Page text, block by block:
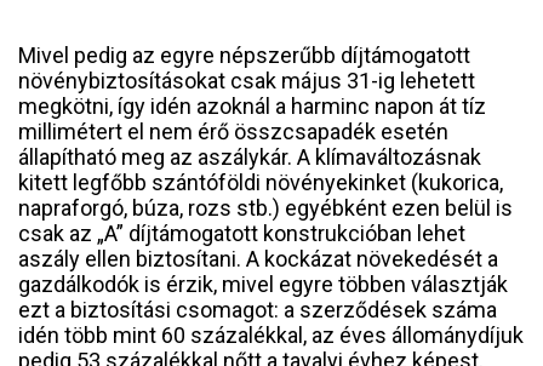
Mivel pedig az egyre népszerűbb díjtámogatott
növénybiztosításokat csak május 31-ig lehetett
megkötni, így idén azoknál a harminc napon át tíz
millimétert el nem érő összcsapadék esetén
állapítható meg az aszálykár. A klímaváltozásnak
kitett legfőbb szántóföldi növényekinket (kukorica,
napraforgó, búza, rozs stb.) egyébként ezen belül is
csak az „A” díjtámogatott konstrukcióban lehet
aszály ellen biztosítani. A kockázat növekedését a
gazdálkodók is érzik, mivel egyre többen választják
ezt a biztosítási csomagot: a szerződések száma
idén több mint 60 százalékkal, az éves állománydíjuk
pedig 53 százalékkal nőtt a tavalyi évhez képest.